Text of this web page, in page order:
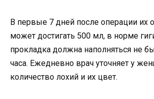
В первые 7 дней после операции их
может достигать 500 мл, в норме
прокладка должна наполняться не
часа. Ежедневно врач уточняет у
количество лохий и их цвет.